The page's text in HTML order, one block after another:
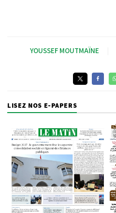
YOUSSEF MOUTMAÏNE
LISEZ NOS E-PAPERS